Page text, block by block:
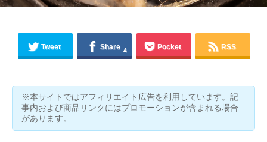
Tweet Share 4 Pocket RSS
※本サイトではアフィリエイト広告を利用しています。記
事内および商品リンクにはプロモーションが含まれる場合
があります。